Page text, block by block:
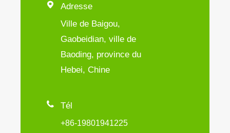

Adresse
Ville de Baigou,
Gaobeidian, ville de
Baoding, province du
Hebei, Chine
 Tél
+86-19801941225